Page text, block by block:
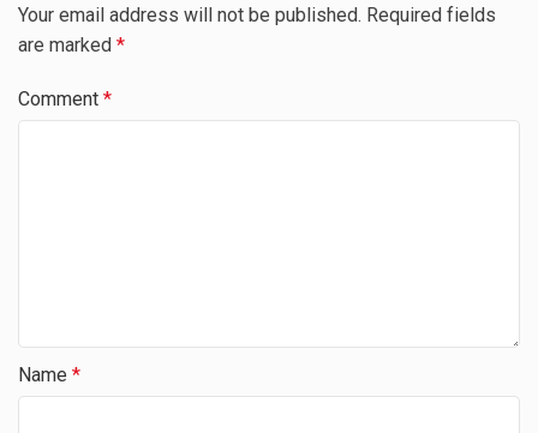
Your email address will not be published. Required fields
are marked *
Comment *
Name *